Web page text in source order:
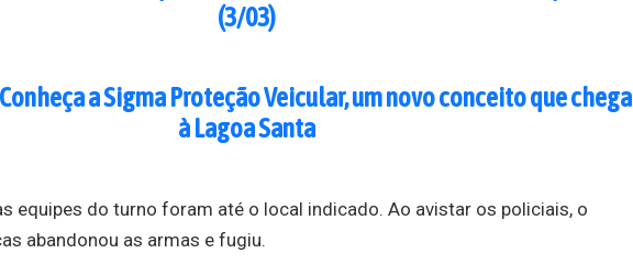
(3/03)
Conheça a Sigma Proteção Veicular, um novo conceito que chega
à Lagoa Santa
equipes do turno foram até o local indicado. Ao avistar os policiais, o
abandonou as armas e fugiu.